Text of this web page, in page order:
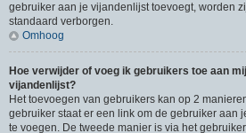
gebruiker aan je vijandenlijst toevoegt, worden
standaard verborgen.
Omhoog
Hoe verwijder of voeg ik gebruikers toe aan
vijandenlijst?
Het toevoegen van gebruikers kan op 2
gebruiker staat er een link om de gebruiker aan
te voegen. De tweede manier is via het